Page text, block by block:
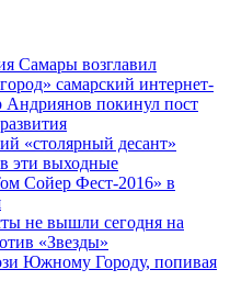
Самары возглавил
самарский интернет-
Андриянов покинул пост
«столярный десант»
эти выходные
Сойер Фест-2016» в
не вышли сегодня на
«Звезды»
Южному Городу, попивая